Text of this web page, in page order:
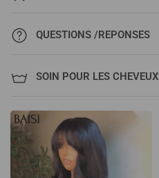
QUESTIONS /REPONSES
SOIN POUR LES CHEVEUX